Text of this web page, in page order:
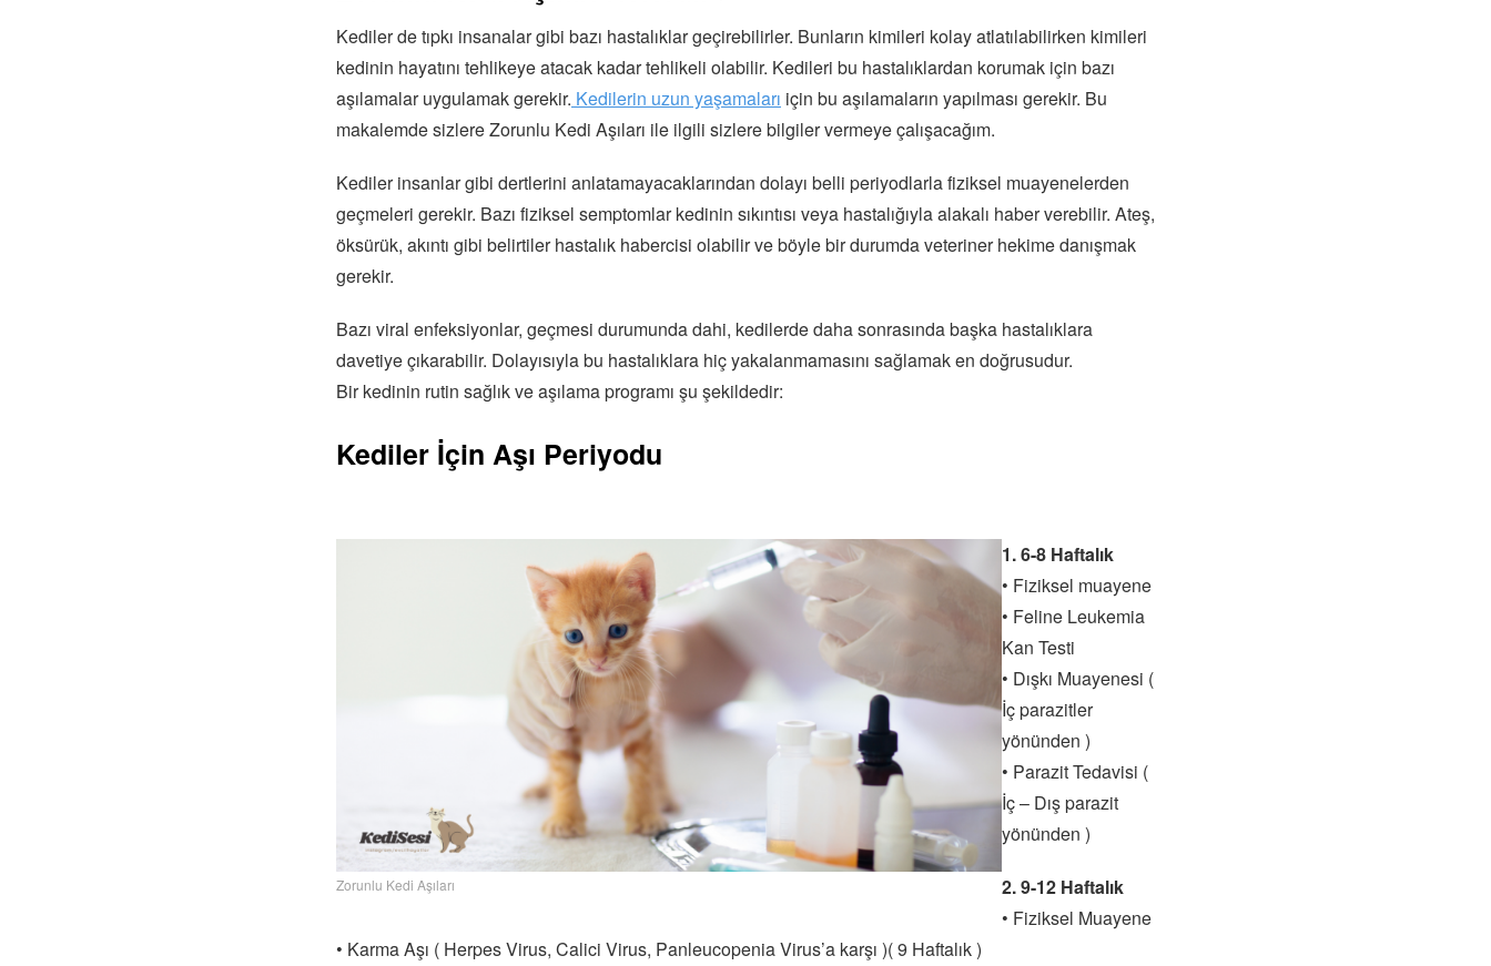
Kediler de tıpkı insanalar gibi bazı hastalıklar geçirebilirler. Bunların kimileri kolay atlatılabilirken kimileri
kedinin hayatını tehlikeye atacak kadar tehlikeli olabilir. Kedileri bu hastalıklardan korumak için bazı
aşılamalar uygulamak gerekir. Kedilerin uzun yaşamaları için bu aşılamaların yapılması gerekir. Bu
makalemde sizlere Zorunlu Kedi Aşıları ile ilgili sizlere bilgiler vermeye çalışacağım.
Kediler insanlar gibi dertlerini anlatamayacaklarından dolayı belli periyodlarla fiziksel muayenelerden
geçmeleri gerekir. Bazı fiziksel semptomlar kedinin sıkıntısı veya hastalığıyla alakalı haber verebilir. Ateş,
öksürük, akıntı gibi belirtiler hastalık habercisi olabilir ve böyle bir durumda veteriner hekime danışmak
gerekir.
Bazı viral enfeksiyonlar, geçmesi durumunda dahi, kedilerde daha sonrasında başka hastalıklara
davetiye çıkarabilir. Dolayısıyla bu hastalıklara hiç yakalanmamasını sağlamak en doğrusudur.
Bir kedinin rutin sağlık ve aşılama programı şu şekildedir:
Kediler İçin Aşı Periyodu
Zorunlu Kedi Aşıları
1. 6-8 Haftalık
• Fiziksel muayene
• Feline Leukemia
Kan Testi
• Dışkı Muayenesi (
İç parazitler
yönünden )
• Parazit Tedavisi (
İç – Dış parazit
yönünden )
2. 9-12 Haftalık
• Fiziksel Muayene
• Karma Aşı ( Herpes Virus, Calici Virus, Panleucopenia Virus’a karşı )( 9 Haftalık )